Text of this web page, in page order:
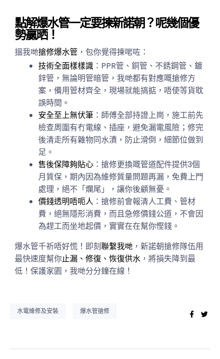
點解爆水管一定要揀新諾朝？呢幾個優
勢贏晒！
搵我哋搶修爆水管 ，包你覺得揀啱咗：
技術全面樣樣識 ：PPR管、銅管、不銹鋼管、鍍
鋅管，無論明管暗管，我哋都有對應嘅搶修方
案，備用管材齊全，現場就能搞掂，唔使等貨耽
誤時間。
安全至上無伏筆 ：師傅全部持證上崗，施工前先
檢查周圍有冇電線、插座，避免漏電風險；修完
後清走所有雜物同水漬，防止滑倒，細節位做到
足。
售後保障夠貼心 ：搶修更換嘅管道配件提供3個
月質保，期內因為維修質量問題再漏，免費上門
處理，絕不「爛尾」，讓你後顧無憂。
價錢透明唔呃人 ：搶修前會報清人工費、管材
費，絕無隱形消費，而且急修價錢公道，不會因
為趕工而坐地起價，實實在在幫你慳錢。
爆水管千祈唔好慌！即刻聯繫我哋 ，新諾朝搶修隊伍用
最快速度幫你止漏、修復、恢復供水 ，將損失降到最
低！保護家園，我哋分分鐘在線！
水電維修及安裝 爆水管搶修